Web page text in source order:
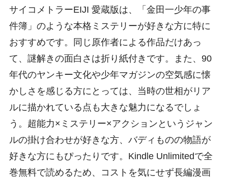
サイコメトラーEIJI 愛蔵版は、「金田一少年の事
件簿」のような本格ミステリーが好きな方に特に
おすすめです。同じ原作者による作品だけあっ
て、謎解きの面白さは折り紙付きです。また、90
年代のヤンキー文化や少年マガジンの空気感に懐
かしさを感じる方にとっては、当時の世相がリア
ルに描かれている点も大きな魅力になるでしょ
う。超能力×ミステリー×アクションというジャン
ルの掛け合わせが好きな方、バディものの物語が
好きな方にもぴったりです。Kindle Unlimitedで全
巻無料で読めるため、コストを気にせず長編漫画